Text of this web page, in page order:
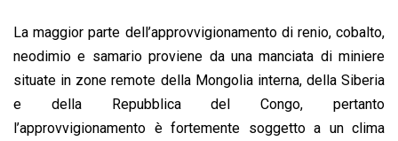
La maggior parte dell’approvvigionamento di renio, cobalto,
neodimio e samario proviene da una manciata di miniere
situate in zone remote della Mongolia interna, della Siberia
e della Repubblica del Congo, pertanto
l’approvvigionamento è fortemente soggetto a un clima